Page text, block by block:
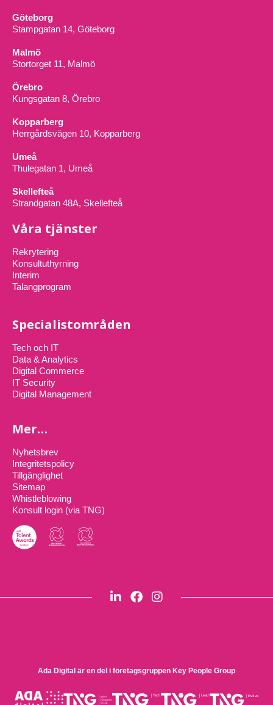
Göteborg
Stampgatan 14, Göteborg
Malmö
Stortorget 11, Malmö
Örebro
Kungsgatan 8, Örebro
Kopparberg
Herrgårdsvägen 10, Kopparberg
Umeå
Thulegatan 1, Umeå
Skellefteå
Strandgatan 48A, Skellefteå
Våra tjänster
Rekrytering
Konsultuthyrning
Interim
Talangprogram
Specialistområden
Tech och IT
Data & Analytics
Digital Commerce
IT Security
Digital Management
Mer…
Nyhetsbrev
Integritetspolicy
Tillgänglighet
Sitemap
Whistleblowing
Konsult login (via TNG)
Ada Digital är en del i företagsgruppen Key People Group